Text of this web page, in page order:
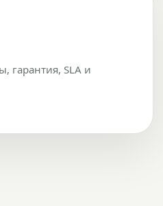
гарантия, SLA и